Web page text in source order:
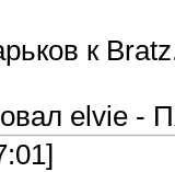
к
elvie -